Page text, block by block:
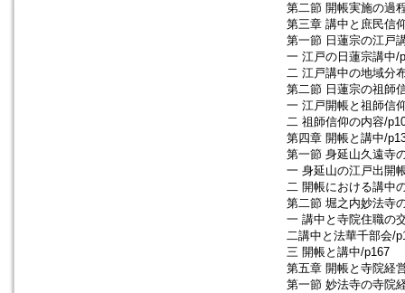
第二節 開帳実施の過
第三章 講中と庶民信
第一節 日蓮宗の江戸
一 江戸の日蓮宗講中/
二 江戸講中の地域分
第二節 日蓮宗の祖師
一 江戸開帳と祖師信
二 祖師信仰の内容/
第四章 開帳と講中/
第一節 身延山久遠寺
一 身延山の江戸出開
二 開帳における講中
第二節 堀之内妙法寺
一 講中と寺院住職の
二講中と法華千部会/
三 開帳と講中/p167
第五章 開帳と寺院経
第一節 妙法寺の寺院